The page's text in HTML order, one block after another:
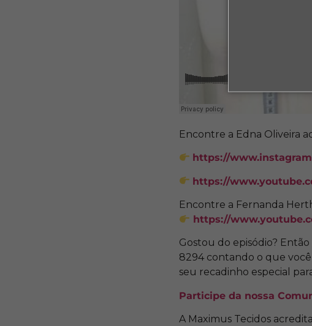
Encontre a Edna Oliveira
https://
https://
Encontre a Fernanda
https://
Gostou do episódio?
8294 contando o que
seu recadinho especial
Participe da nossa
A Maximus Tecidos